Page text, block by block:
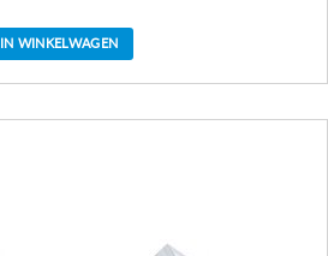
IN WINKELWAGEN